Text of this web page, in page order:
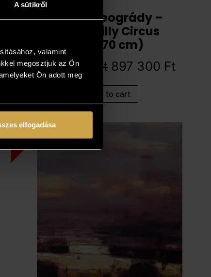
A sütikről
valamint
megosztjuk az Ön
Ön adott meg
elfogadása
Antal Neogrády –
Piccadilly Circus
(70x70 cm)
997 000 Ft 897 300 Ft
Add to cart
10%